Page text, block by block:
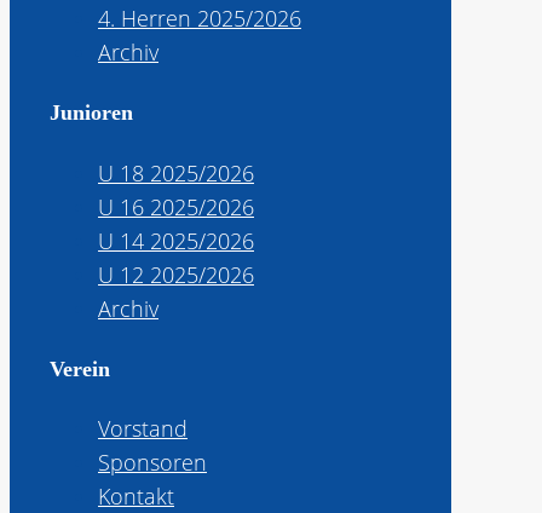
4. Herren 2025/2026
Archiv
Junioren
U 18 2025/2026
U 16 2025/2026
U 14 2025/2026
U 12 2025/2026
Archiv
Verein
Vorstand
Sponsoren
Kontakt